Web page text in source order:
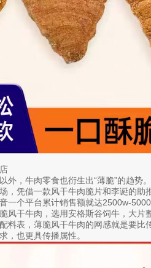
外，牛肉零食也衍生出“薄脆”的趋势。
，凭借一款风干牛肉脆片和李诞的助
一个平台累计销售额就达2500w-
风干牛肉，选用安格斯谷饲牛，大片
料表，薄脆风干牛肉的网感就是要比
，也更具传播属性。